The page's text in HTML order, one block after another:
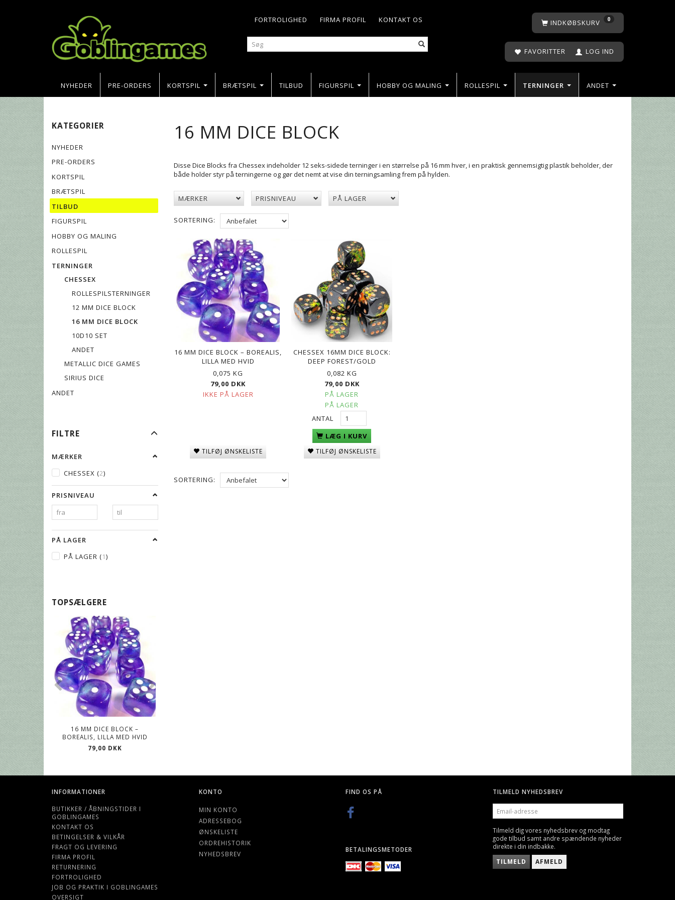
KONTAKT OS
FIRMA PROFIL
FORTROLIGHED INDKØBSKURV 0
FAVORITTER LOG IND
NYHEDER PRE-ORDERS KORTSPIL BRÆTSPIL TILBUD FIGURSPIL HOBBY OG MALING ROLLESPIL TERNINGER ANDET
KATEGORIER
NYHEDER
PRE-ORDERS
KORTSPIL
BRÆTSPIL
TILBUD
FIGURSPIL
HOBBY OG MALING
ROLLESPIL
TERNINGER
CHESSEX
ROLLESPILSTERNINGER
12 MM DICE BLOCK
16 MM DICE BLOCK
10D10 SET
ANDET
METALLIC DICE GAMES
SIRIUS DICE
ANDET
FILTRE
MÆRKER
CHESSEX (2)
PRISNIVEAU
PÅ LAGER
PÅ LAGER (1)
TOPSÆLGERE
16 MM DICE BLOCK –
BOREALIS, LILLA MED HVID
79,00 DKK
16 MM DICE BLOCK
Disse Dice Blocks fra Chessex indeholder 12 seks-sidede terninger i en størrelse på 16 mm hver, i en praktisk gennemsigtig plastik beholder, der
både holder styr på terningerne og gør det nemt at vise din terningsamling frem på hylden.
MÆRKER PRISNIVEAU PÅ LAGER
SORTERING:
16 MM DICE BLOCK – BOREALIS,
LILLA MED HVID
0,075 KG
79,00 DKK
IKKE PÅ LAGER
TILFØJ ØNSKELISTE
CHESSEX 16MM DICE BLOCK:
DEEP FOREST/GOLD
0,082 KG
79,00 DKK
PÅ LAGER
PÅ LAGER
ANTAL
LÆG I KURV
TILFØJ ØNSKELISTE
SORTERING:
INFORMATIONER
BUTIKKER / ÅBNINGSTIDER I
GOBLINGAMES
KONTAKT OS
BETINGELSER & VILKÅR
FRAGT OG LEVERING
FIRMA PROFIL
RETURNERING
FORTROLIGHED
JOB OG PRAKTIK I GOBLINGAMES
OVERSIGT
KONTO
MIN KONTO
ADRESSEBOG
ØNSKELISTE
ORDREHISTORIK
NYHEDSBREV
FIND OS PÅ
BETALINGSMETODER
TILMELD NYHEDSBREV
EMAIL-
ADRESSE
Tilmeld dig vores nyhedsbrev og modtag
gode tilbud samt andre spændende nyheder
direkte i din indbakke.
TILMELD AFMELD